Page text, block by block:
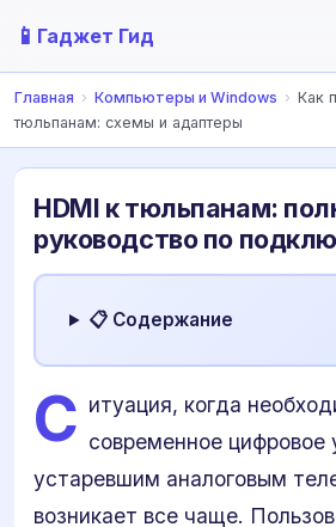
📱 Гаджет Гид
Главная › Компьютеры и Windows › Как
тюльпанам: схемы и адаптеры
HDMI к тюльпанам:
руководство по
📋 Содержание
С итуация, когда
современное цифровое
устаревшим аналоговым
возникает все чаще.